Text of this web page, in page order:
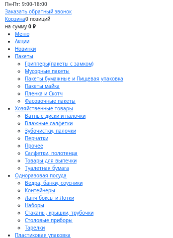
Пн-Пт: 9:00-18:00
Заказать обратный звонок
Корзина0 позиций
на сумму 0 ₽
Меню
Акции
Новинки
Пакеты
Грипперы(пакеты с замком)
Мусорные пакеты
Пакеты бумажные и Пищевая упаковка
Пакеты майка
Пленка и Скотч
Фасовочные пакеты
Хозяйственные товары
Ватные диски и палочки
Влажные салфетки
Зубочистки, палочки
Перчатки
Прочее
Салфетки, полотенца
Товары для выпечки
Туалетная бумага
Одноразовая посуда
Ведра, банки, соусники
Контейнеры
Ланч боксы и Лотки
Наборы
Стаканы, крышки, трубочки
Столовые приборы
Тарелки
Пластиковая упаковка